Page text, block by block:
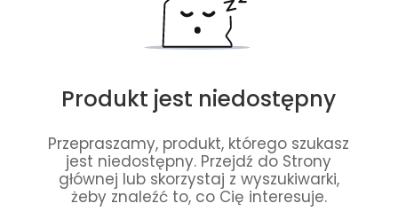
Produkt jest niedostępny
Przepraszamy, produkt, którego szukasz
jest niedostępny. Przejdź do Strony
głównej lub skorzystaj z wyszukiwarki,
żeby znaleźć to, co Cię interesuje.